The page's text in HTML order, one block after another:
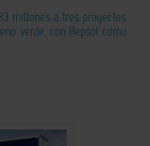
millones a tres proyectos
verde, con Repsol como